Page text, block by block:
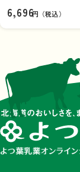
【お届けについ
・スプーンは
・アイスクリ
6,696円（税込）